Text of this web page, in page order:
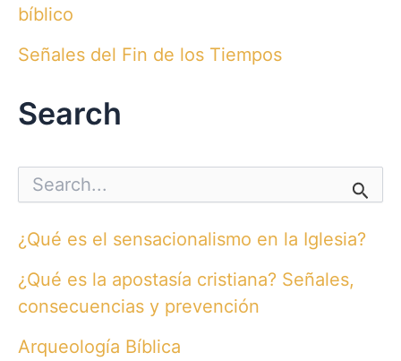
bíblico
Señales del Fin de los Tiempos
Search
c
f
o
r
¿Qué es el sensacionalismo en la Iglesia?
¿Qué es la apostasía cristiana? Señales,
consecuencias y prevención
Arqueología Bíblica